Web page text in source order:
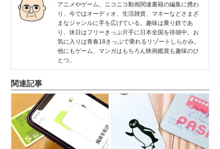
アニメやゲーム、ニコニコ動画関連書籍の編集に携わ
り、今ではオーディオ、生活雑貨、マネーなどさまざ
まなジャンルに手を広げている。趣味は乗り鉄であ
り、休日はフリーきっぷ片手に日本全国を徘徊中。お
気に入りは青春18きっぷで乗れるリゾートしらかみ。
他にもゲーム、マンガはもちろん映画鑑賞も趣味のひ
とつ。
関連記事